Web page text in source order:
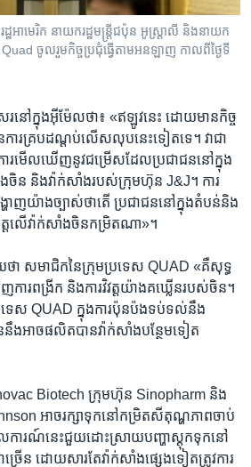
អាមេរិក នាយករដ្ឋមន្ត្រីជប៉ុន អូស្ត្រាលី និងនាយក
Quad ចូលរួមកិច្ចប្រជុំធ្វើតាមអនឡាញ កាលពីថ្ងៃទី
នៅ​ក្នុង​អ៊ីម៉ែល​ថា៖ «ឥឡូវ​នេះ ដោយ​មាន​កិច្ច
ារ​គ្របដណ្តប់​លើសលុប​នេះ​ទៀត​ទេ។ វា​ជា​
ការ​មើល​ឃើញ​នូវ​ជម្រើស​ដែល​ប្រជាជន​នៅ​ក្នុង​
ង​ចិន និង​វ៉ាក់សាំង​របស់​ក្រុមហ៊ុន J&J។ ការ​
ហាញ​យ៉ាង​ច្បាស់​ថា​តើ ប្រជាជន​នៅ​ក្នុង​តំបន់​និង​
ត​លើ​វ៉ាក់សាំង​ចិន​កម្រិត​ណា»។
សមាជិក​នៃ​ក្រុម​ប្រទេស QUAD «គឺ​សុទ្ធ​
ារ​ពង្រីក និង​ការ​វិវត្ត​យ៉ាង​គឃ្លើន​របស់​ចិន។
ទេស QUAD ក្នុង​ការ​ប៉ុនប៉ង​ទប់ទល់​នឹង​
អាចផលិត​បាន​វ៉ាក់សាំង​បន្ថែម​ទៀត​
Biotech ក្រុមហ៊ុន Sinopharm និង​
អាច​រក្សា​ទុក​នៅ​កម្រិត​សីតុណ្ហភាព​ចាប់​
ការណ៍​នេះជួយដោះស្រាយ​បញ្ហា​ស្តុក​ទុក​នៅ​
រើន ដោយសារ​តែ​វ៉ាក់សាំង​ផ្សេង​ទៀត​ត្រូវ​ការ​